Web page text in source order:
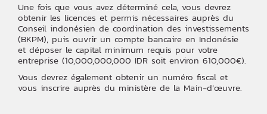
Une fois que vous avez déterminé cela, vous devrez
obtenir les licences et permis nécessaires auprès du
Conseil indonésien de coordination des investissements
(BKPM), puis ouvrir un compte bancaire en Indonésie
et déposer le capital minimum requis pour votre
entreprise (10,000,000,000 IDR soit environ 610,000€).
Vous devrez également obtenir un numéro fiscal et
vous inscrire auprès du ministère de la Main-d’œuvre.